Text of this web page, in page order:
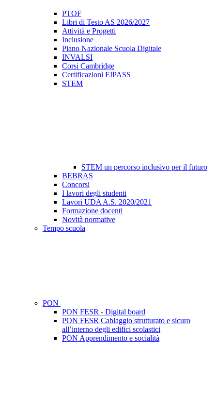
PTOF
Libri di Testo AS 2026/2027
Attività e Progetti
Inclusione
Piano Nazionale Scuola Digitale
INVALSI
Corsi Cambridge
Certificazioni EIPASS
STEM
STEM un percorso inclusivo per il futuro
BEBRAS
Concorsi
I lavori degli studenti
Lavori UDA A.S. 2020/2021
Formazione docenti
Novità normative
Tempo scuola
PON
PON FESR - Digital board
PON FESR Cablaggio strutturato e sicuro
all’interno degli edifici scolastici
PON Apprendimento e socialità